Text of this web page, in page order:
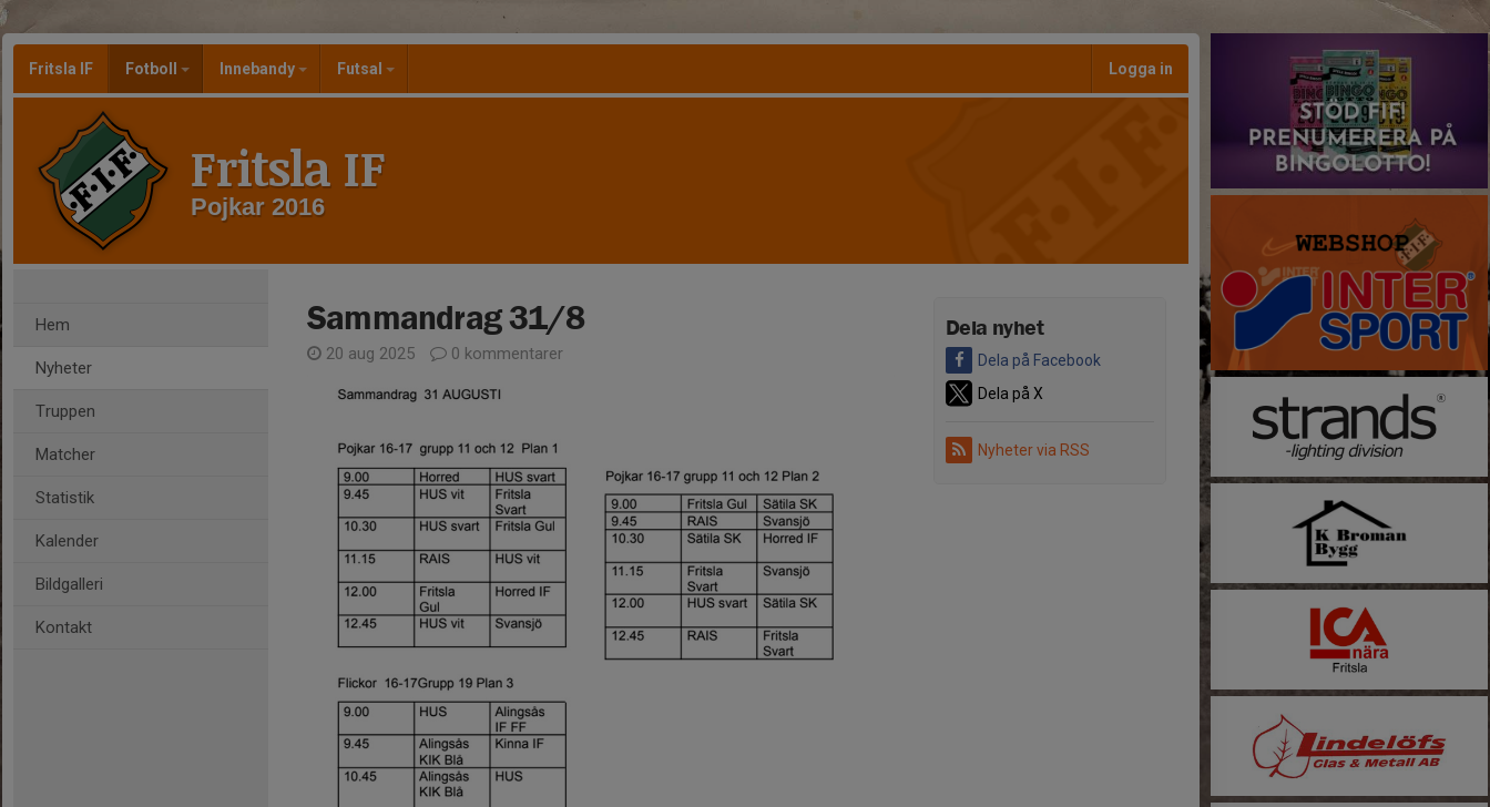
Fritsla IF Fotboll Innebandy Futsal Logga in
Fritsla IF
Pojkar 2016
Hem
Nyheter
Truppen
Matcher
Statistik
Kalender
Bildgalleri
Kontakt
Dela nyhet
Dela på Facebook
Dela på X
Nyheter via RSS
Sammandrag 31/8
20 aug 2025 0 kommentarer